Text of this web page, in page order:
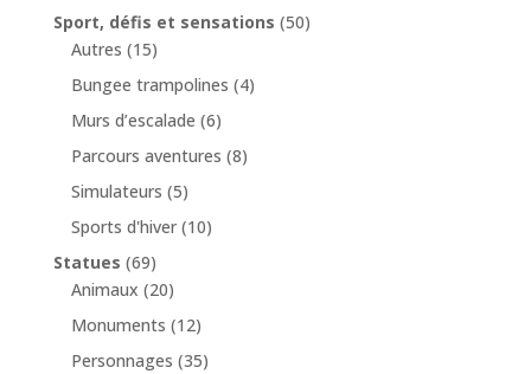
Sport, défis et sensations (50)
Autres (15)
Bungee trampolines (4)
Murs d’escalade (6)
Parcours aventures (8)
Simulateurs (5)
Sports d'hiver (10)
Statues (69)
Animaux (20)
Monuments (12)
Personnages (35)